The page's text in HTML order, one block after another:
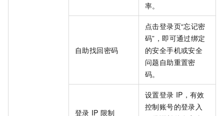
率。
自助找回密码
点击登录页“忘记密
码”，即可通过绑定
的安全手机或安全
问题自助重置密
码。
登录 IP 限制
设置登录 IP，有效
控制账号的登录入